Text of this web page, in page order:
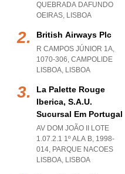
QUEBRADA DAFUNDO
OEIRAS, LISBOA
British Airways Plc
R CAMPOS JÚNIOR 1A,
1070-306, CAMPOLIDE
LISBOA, LISBOA
La Palette Rouge
Iberica, S.a.u.
Sucursal Em Portugal
AV DOM JOÃO II LOTE
1.07.2.1 1º ALA B, 1998-
014, PARQUE NACOES
LISBOA, LISBOA